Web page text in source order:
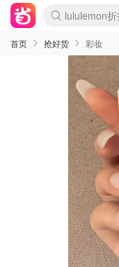
lululemon
Sasa美妆护
SSENSE年
Cettire降价+
Farfetch折上
WWS Coles
viagogo二手
Myer清仓1折
The Outnet
David Jones
Flannels大牌
Perfumes
AMIRO返校
Oweek抽奖
Amazon折扣
eToro入金
Amazon数码
ICONIC本周
ThedoubleF
Moose
丝芙兰5折起
EUFY官网
Selenichast
Trip机票酒店
YSL送5件彩
Amazon家居
BIGBANG巡
David Jones
Amazon美妆
雅漾大喷$8
过敏原检测
伊索独家赠
科颜氏清仓3
SEALIFE海
丝塔芙大白
订阅
Cult Beauty
Harrods圣诞
LN-CC奢牌
d'Alba空姐
EVE LOM套
Bernardelli
Adore
CT圣诞日历
Mytheresa
Luxury
Currentbody
卡诗9折+赠4
MOON
ALLSAINTS
Roborock扫
Tingo Life水
Valentino官
CR洗发护发
首页 抢好货 彩妆